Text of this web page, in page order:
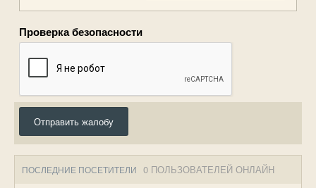
Проверка безопасности
Отправить жалобу
ПОСЛЕДНИЕ ПОСЕТИТЕЛИ 0 ПОЛЬЗОВАТЕЛЕЙ ОНЛАЙН